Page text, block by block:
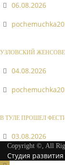
06.08.2026
УЗЛОВСКИЙ
04.08.2026
В ТУЛЕ ПРОШЕЛ
03.08.2026
Copyright ©, All
Студия